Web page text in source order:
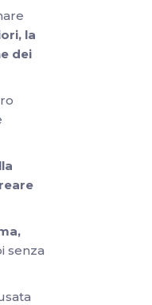
la
dei
senza